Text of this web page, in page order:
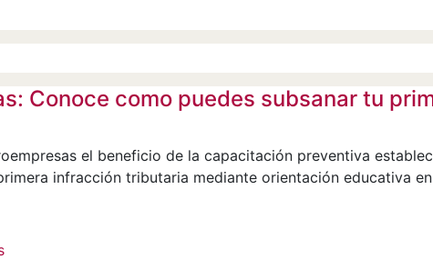
Conoce como puedes subsanar tu
el beneficio de la capacitación preventiva
infracción tributaria mediante orientación educativa